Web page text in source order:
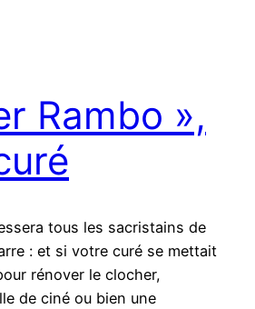
Rambo »,
tous les sacristains de
: et si votre curé se mettait
rénover le clocher,
de ciné ou bien une